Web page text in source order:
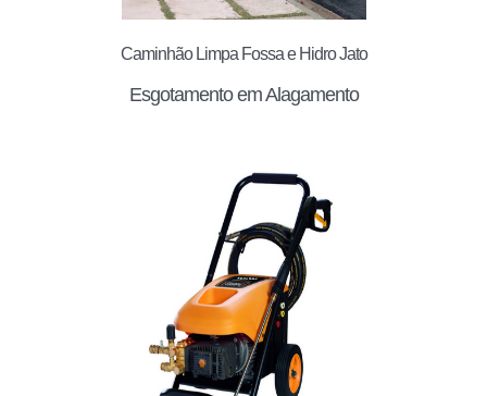
Caminhão Limpa Fossa e Hidro Jato
Esgotamento em Alagamento